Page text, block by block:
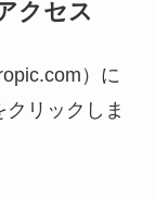
クセス
）に
リックしま